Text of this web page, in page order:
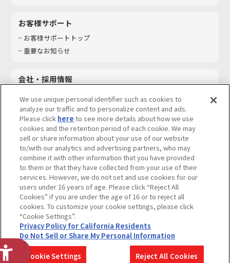
お客様サポート
お客様サポートトップ
重要なお知らせ
会社・採用情報
採用情報
サステナビリティ
お問い合わせ
ウェブサイトご利用条件 ソーシャルメディアポリシー
個人情報及び特定個人情報等の取り扱いに関する保護方針
Do Not Sell or Share My Personal Information著作権・商標について
カスタマーハラスメントに対する基本的な対応方針
コピーライト一覧を表示する
We use unique personal identifier such as cookies to
analyze our traffic and to personalize content and ads.
Please click here to see more details about how we use
cookies and the retention period of each cookie. We may
sell or share information about your use of our website
to/with our analytics and advertising partners, who may
combine it with other information that you have provided
to them or that they have collected from your use of their
services. However, we do not set and use cookies for our
users under 16 years of age. Please click “Reject All
Cookies” if you are under the age of 16 or to reject all
cookies. To customize your cookie settings, please click
“Cookie Settings”.
Privacy Policy for California Residents
Do Not Sell or Share My Personal Information
Cookie Settings Reject All Cookies